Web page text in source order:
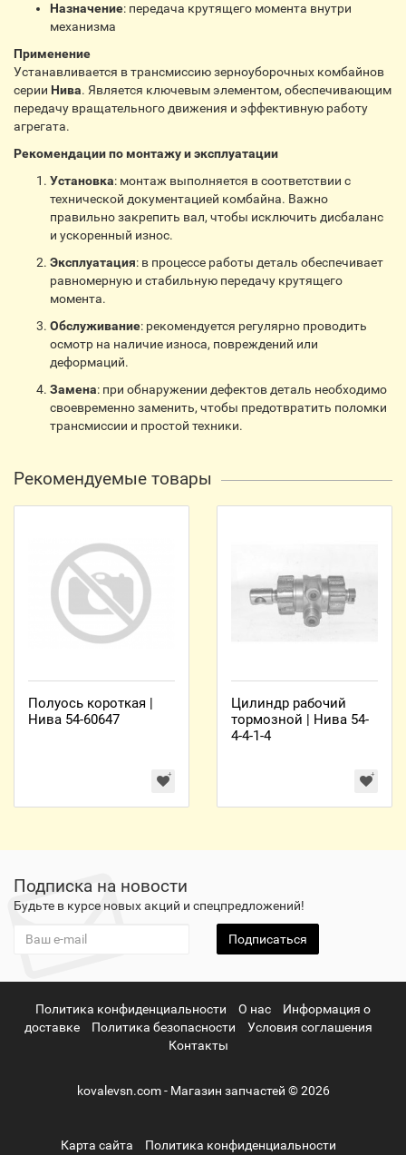
Назначение: передача крутящего момента внутри
механизма
Применение
Устанавливается в трансмиссию зерноуборочных комбайнов
серии Нива. Является ключевым элементом, обеспечивающим
передачу вращательного движения и эффективную работу
агрегата.
Рекомендации по монтажу и эксплуатации
Установка: монтаж выполняется в соответствии с
технической документацией комбайна. Важно
правильно закрепить вал, чтобы исключить дисбаланс
и ускоренный износ.
Эксплуатация: в процессе работы деталь обеспечивает
равномерную и стабильную передачу крутящего
момента.
Обслуживание: рекомендуется регулярно проводить
осмотр на наличие износа, повреждений или
деформаций.
Замена: при обнаружении дефектов деталь необходимо
своевременно заменить, чтобы предотвратить поломки
трансмиссии и простой техники.
Рекомендуемые товары
Полуось короткая |
Нива 54-60647
Цилиндр рабочий
тормозной | Нива 54-
4-4-1-4
Подписка на новости
Будьте в курсе новых акций и спецпредложений!
Подписаться
Политика конфиденциальности О нас
Информация о
доставке
Политика безопасности
Условия соглашения
Контакты
kovalevsn.com - Магазин запчастей © 2026
Карта сайта Политика конфиденциальности